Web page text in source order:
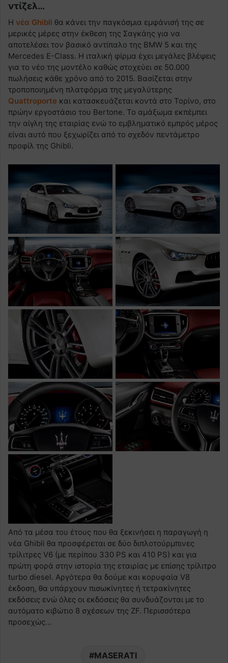
ντίζελ…
Η νέα Ghibli θα κάνει την παγκόσμια εμφάνισή της σε
μερικές μέρες στην έκθεση της Σαγκάης για να
αποτελέσει τον βασικό αντίπαλο της BMW 5 και της
Mercedes E-Class. Η ιταλική φίρμα έχει μεγάλες βλέψεις
για το νέο της μοντέλο καθώς στοχεύει σε 50.000
πωλήσεις κάθε χρόνο από το 2015. Βασίζεται στην
τροποποιημένη πλατφόρμα της μεγαλύτερης
Quattroporte και κατασκευάζεται κοντά στο Τορίνο, στο
πρώην εργοστάσιο του Bertone. Το αμάξωμα εκπέμπει
την αίγλη της εταιρίας ενώ το εμβληματικό εμπρός μέρος
είναι αυτό που ξεχωρίζει από το σχεδόν πεντάμετρο
προφίλ της Ghibli.
Από τα μέσα του έτους που θα ξεκινήσει η παραγωγή η
νέα Ghibli θα προσφέρεται σε δύο διπλοτούρμπινες
τρίλιτρες V6 (με περίπου 330 PS και 410 PS) και για
πρώτη φορά στην ιστορία της εταιρίας με επίσης τρίλιτρο
turbo diesel. Αργότερα θα δούμε και κορυφαία V8
έκδοση, θα υπάρχουν πισωκίνητες ή τετρακίνητες
εκδόσεις ενώ όλες οι εκδόσεις θα συνδυάζονται με το
αυτόματο κιβώτιο 8 σχέσεων της ZF. Περισσότερα
προσεχώς…
MASERATI